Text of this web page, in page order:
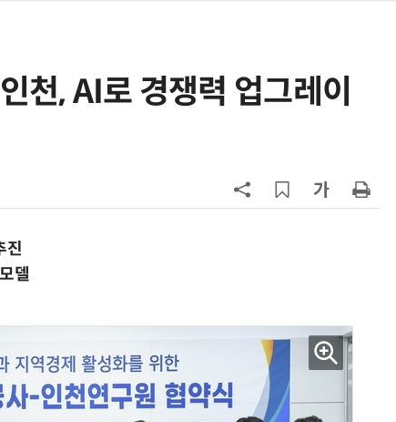
천, AI로 경쟁력 업그레이
진
델
6
美 행정부, AI 모델 '해킹 등 사이버
원 구형 태양전지 IEC 국제표준 개발
과제 공식 승인
10 앤트로픽·오픈AI 이어 메타도…AI
가 통제 벗어나 외부 해킹